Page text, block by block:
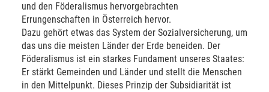
und den Föderalismus hervorgebrachten
Errungenschaften in Österreich hervor.
Dazu gehört etwas das System der Sozialversicherung, um
das uns die meisten Länder der Erde beneiden. Der
Föderalismus ist ein starkes Fundament unseres Staates:
Er stärkt Gemeinden und Länder und stellt die Menschen
in den Mittelpunkt. Dieses Prinzip der Subsidiarität ist